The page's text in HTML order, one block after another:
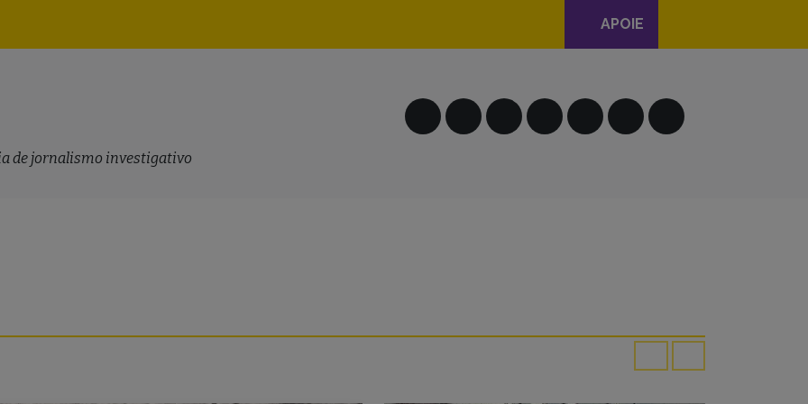
principal
APOIE
de jornalismo investigativo